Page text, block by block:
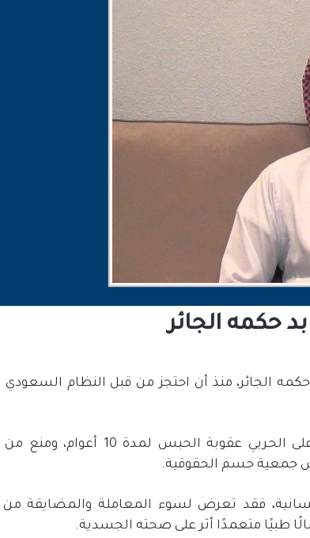
الجائر، منذ أن احتجز من قبل النظام السعودي
وحكمت المحكمة الجزائية المختصة على
جمعية حسم الحقوقية.
فقد تعرض لسوء المعاملة والمضايقة من
طبيًا متعمدًا أثر على صحته الجسدية.